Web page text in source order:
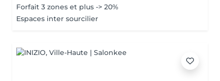
Forfait 3 zones et plus -> 20%
Espaces inter sourcilier